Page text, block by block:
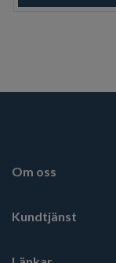
Om oss
Kundtjänst